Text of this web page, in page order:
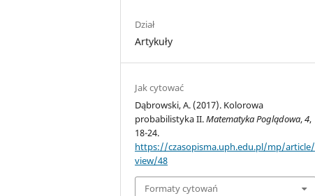
Dział
Artykuły
Jak cytować
Dąbrowski, A. (2017). Kolorowa
probabilistyka II.Matematyka Poglądowa,4,
18-24.
https://czasopisma.uph.edu.pl/mp/article/
view/48
Formaty cytowań